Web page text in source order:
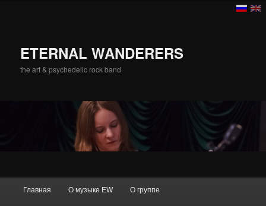
ETERNAL WANDERERS
the art & psychedelic rock band
Перейти к основному содержимому
Главная О музыке EW О группе